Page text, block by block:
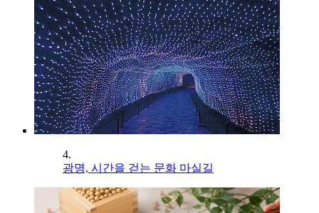
4.
광명, 시간을 걷는 문화 마실길